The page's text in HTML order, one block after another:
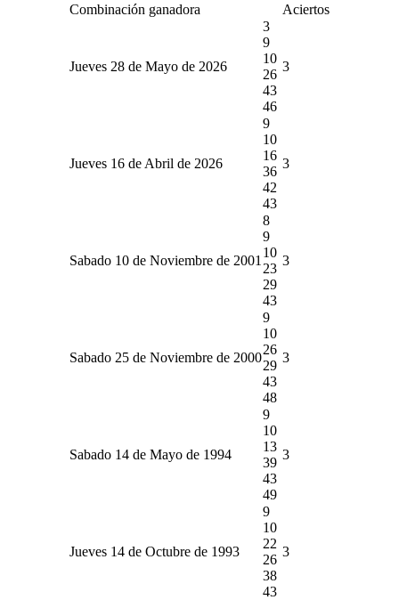
Combinación ganadora Aciertos
Jueves 28 de Mayo de 2026
3
9
10
26
43
46
3
Jueves 16 de Abril de 2026
9
10
16
36
42
43
3
Sabado 10 de Noviembre de 2001
8
9
10
23
29
43
3
Sabado 25 de Noviembre de 2000
9
10
26
29
43
48
3
Sabado 14 de Mayo de 1994
9
10
13
39
43
49
3
Jueves 14 de Octubre de 1993
9
10
22
26
38
43
3